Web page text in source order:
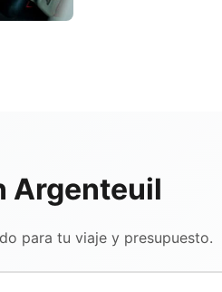
Argenteuil
para tu viaje y presupuesto.